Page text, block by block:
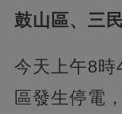
鼓山區、三
今天上午8時
區發生停電